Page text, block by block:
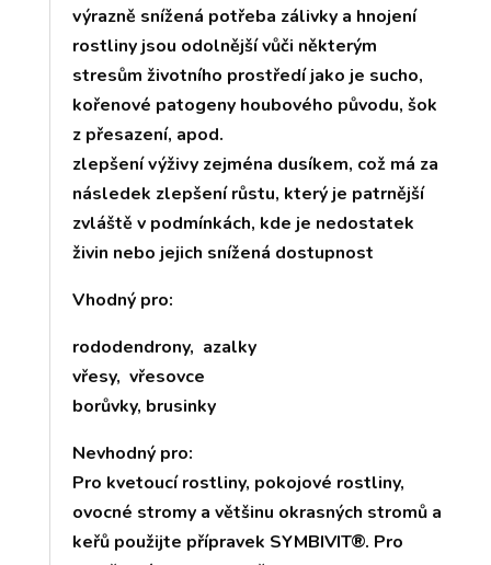
výrazně snížená potřeba zálivky a hnojení
rostliny jsou odolnější vůči některým
stresům životního prostředí jako je sucho,
kořenové patogeny houbového původu, šok
z přesazení, apod.
zlepšení výživy zejména dusíkem, což má za
následek zlepšení růstu, který je patrnější
zvláště v podmínkách, kde je nedostatek
živin nebo jejich snížená dostupnost
Vhodný pro:
rododendrony, azalky
vřesy, vřesovce
borůvky, brusinky
Nevhodný pro:
Pro kvetoucí rostliny, pokojové rostliny,
ovocné stromy a většinu okrasných stromů a
keřů použijte přípravek SYMBIVIT®. Pro